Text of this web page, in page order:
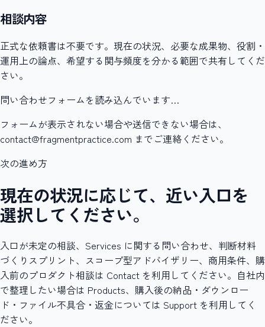
相談内容
正式な依頼書は不要です。現在の状況、必要な成果物、役割・
運用上の論点、希望する関与頻度を分かる範囲で共有してくだ
さい。
問い合わせフォームを読み込んでいます…
フォームが表示されない場合や送信できない場合は、
contact@fragmentpractice.com までご連絡ください。
次の進め方
現在の状況に応じて、近い入口を
選択してください。
入口が未定の相談、Services に関する問い合わせ、判断材料
づくりスプリント、スコープ型アドバイザリー、商用条件、購
入前のプロダクト相談は Contact を利用してください。自社内
で整理したい場合は Products、購入後の納品・ダウンロー
ド・ファイル不具合・返金については Support を利用してく
ださい。